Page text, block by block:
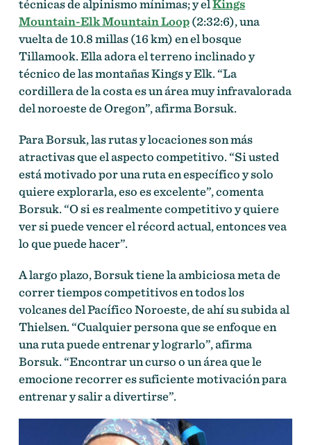
técnicas de alpinismo mínimas; y elKings
Mountain-Elk Mountain Loop(2:32:6), una
vuelta de 10.8 millas (16 km) en el bosque
Tillamook. Ella adora el terreno inclinado y
técnico de las montañas Kings y Elk. “La
cordillera de la costa es un área muy infravalorada
del noroeste de Oregon”, afirma Borsuk.
Para Borsuk, las rutas y locaciones son más
atractivas que el aspecto competitivo. “Si usted
está motivado por una ruta en específico y solo
quiere explorarla, eso es excelente”, comenta
Borsuk. “O si es realmente competitivo y quiere
ver si puede vencer el récord actual, entonces vea
lo que puede hacer”.
A largo plazo, Borsuk tiene la ambiciosa meta de
correr tiempos competitivos en todos los
volcanes del Pacífico Noroeste, de ahí su subida al
Thielsen. “Cualquier persona que se enfoque en
una ruta puede entrenar y lograrlo”, afirma
Borsuk. “Encontrar un curso o un área que le
emocione recorrer es suficiente motivación para
entrenar y salir a divertirse”.